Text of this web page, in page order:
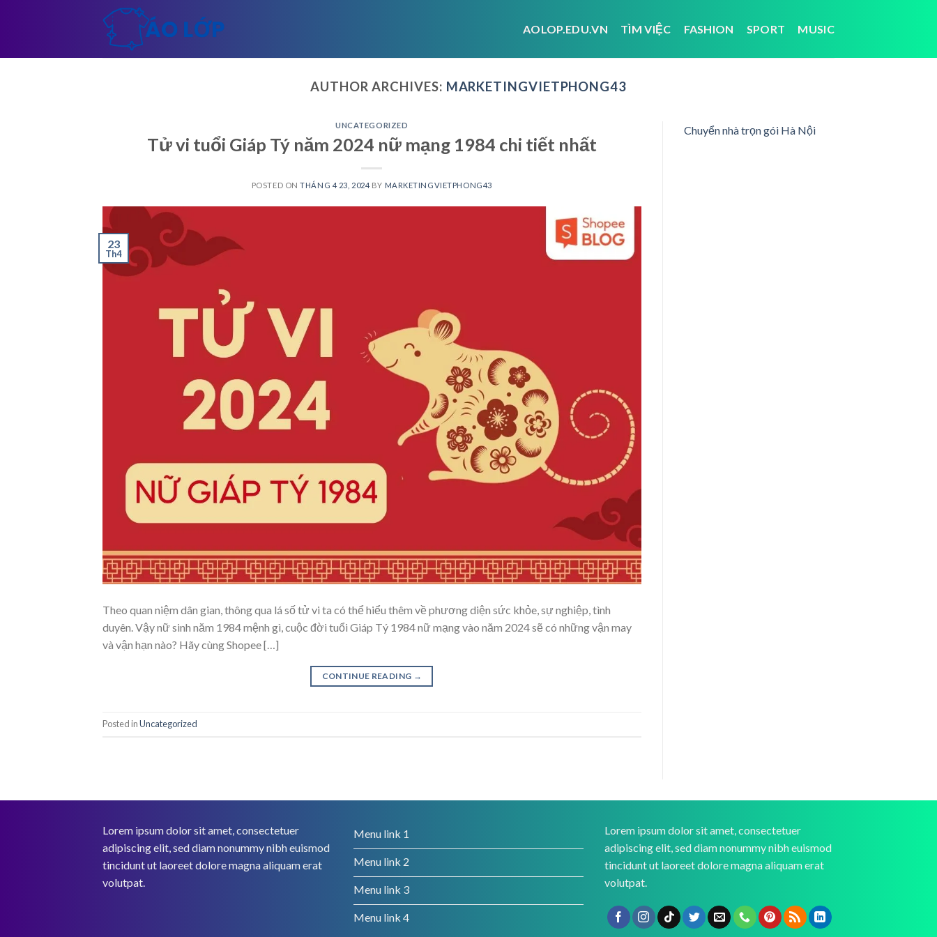
AOLOP.EDU.VN TÌM VIỆC FASHION SPORT MUSIC
AUTHOR ARCHIVES: MARKETINGVIETPHONG43
UNCATEGORIZED
Tử vi tuổi Giáp Tý năm 2024 nữ mạng 1984 chi tiết nhất
POSTED ONTHÁNG 4 23, 2024 BY MARKETINGVIETPHONG43
23
Th4
Theo quan niệm dân gian, thông qua lá số tử vi ta có thể hiểu thêm về phương diện sức khỏe, sự nghiệp, tình
duyên. Vậy nữ sinh năm 1984 mệnh gì, cuộc đời tuổi Giáp Tý 1984 nữ mạng vào năm 2024 sẽ có những vận may
và vận hạn nào? Hãy cùng Shopee […]
CONTINUE READING →
Posted inUncategorized
Chuyển nhà trọn gói Hà Nội
Lorem ipsum dolor sit amet, consectetuer
adipiscing elit, sed diam nonummy nibh euismod
tincidunt ut laoreet dolore magna aliquam erat
volutpat.
Menu link 1
Menu link 2
Menu link 3
Menu link 4
Lorem ipsum dolor sit amet, consectetuer
adipiscing elit, sed diam nonummy nibh euismod
tincidunt ut laoreet dolore magna aliquam erat
volutpat.